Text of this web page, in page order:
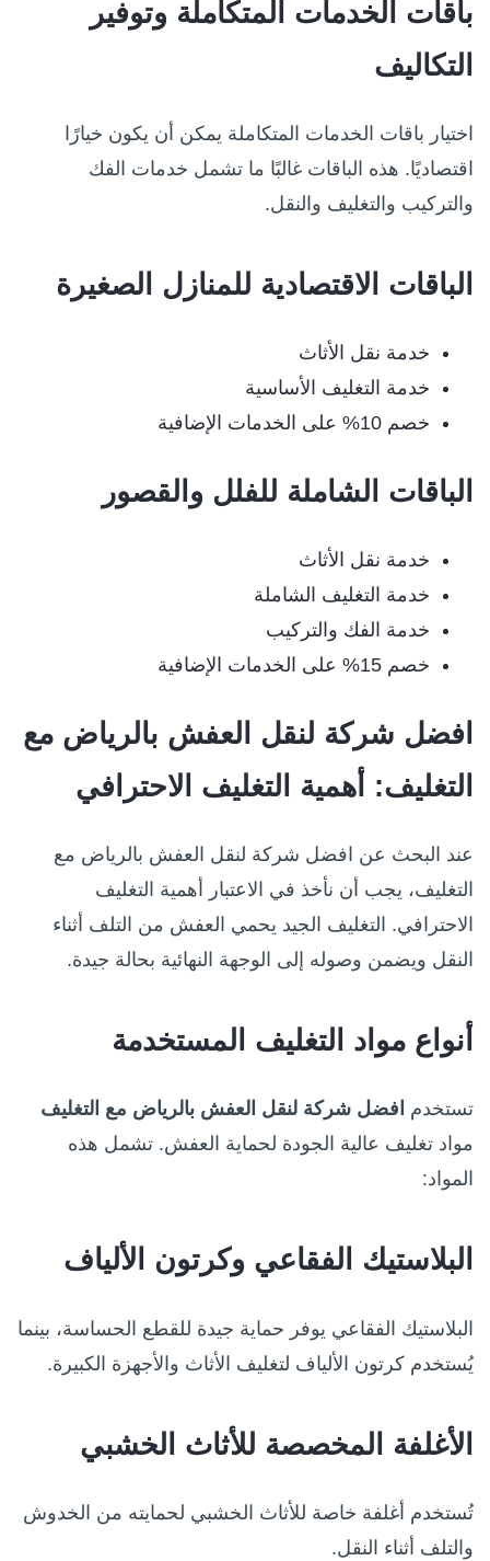
باقات الخدمات المتكاملة وتوفير
التكاليف
اختيار باقات الخدمات المتكاملة يمكن أن يكون خيارًا
اقتصاديًا. هذه الباقات غالبًا ما تشمل خدمات الفك
والتركيب والتغليف والنقل.
الباقات الاقتصادية للمنازل الصغيرة
خدمة نقل الأثاث
خدمة التغليف الأساسية
خصم 10% على الخدمات الإضافية
الباقات الشاملة للفلل والقصور
خدمة نقل الأثاث
خدمة التغليف الشاملة
خدمة الفك والتركيب
خصم 15% على الخدمات الإضافية
افضل شركة لنقل العفش بالرياض مع
التغليف: أهمية التغليف الاحترافي
عند البحث عن افضل شركة لنقل العفش بالرياض مع
التغليف، يجب أن نأخذ في الاعتبار أهمية التغليف
الاحترافي. التغليف الجيد يحمي العفش من التلف أثناء
النقل ويضمن وصوله إلى الوجهة النهائية بحالة جيدة.
أنواع مواد التغليف المستخدمة
تستخدم افضل شركة لنقل العفش بالرياض مع التغليف
مواد تغليف عالية الجودة لحماية العفش. تشمل هذه
المواد:
البلاستيك الفقاعي وكرتون الألياف
البلاستيك الفقاعي يوفر حماية جيدة للقطع الحساسة، بينما
يُستخدم كرتون الألياف لتغليف الأثاث والأجهزة الكبيرة.
الأغلفة المخصصة للأثاث الخشبي
تُستخدم أغلفة خاصة للأثاث الخشبي لحمايته من الخدوش
والتلف أثناء النقل.